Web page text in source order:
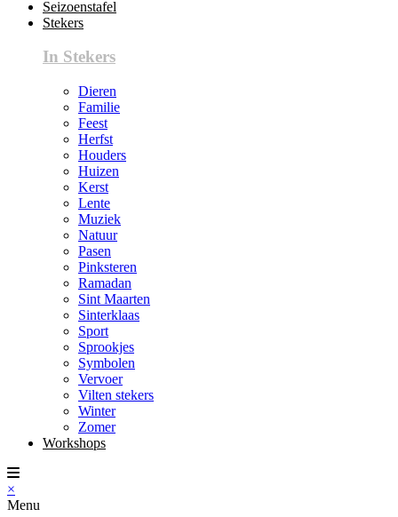
Seizoenstafel
Stekers
In Stekers
Dieren
Familie
Feest
Herfst
Houders
Huizen
Kerst
Lente
Muziek
Natuur
Pasen
Pinksteren
Ramadan
Sint Maarten
Sinterklaas
Sport
Sprookjes
Symbolen
Vervoer
Vilten stekers
Winter
Zomer
Workshops
×
Menu